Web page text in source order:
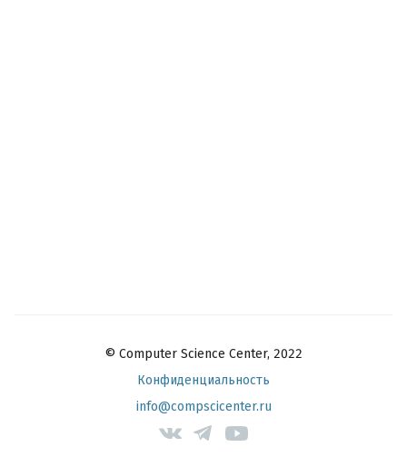
© Computer Science Center, 2022
Конфиденциальность
info@compscicenter.ru